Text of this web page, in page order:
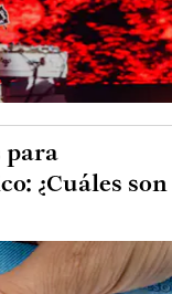
para
¿Cuáles son